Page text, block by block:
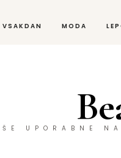
VSAKDAN MODA
UPORABNE